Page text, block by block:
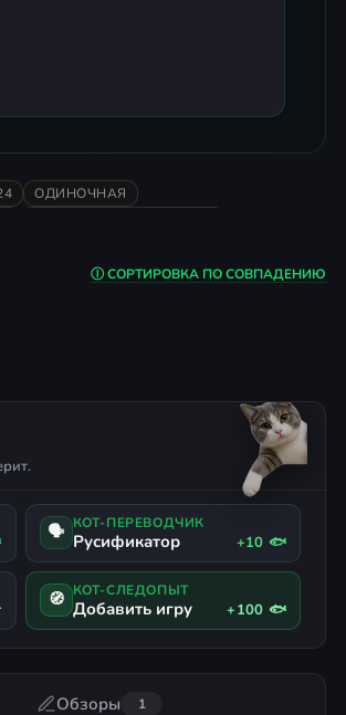
ОДИНОЧНАЯ
Ⓘ СОРТИРОВКА ПО СОВПАДЕНИЮ
🗣 КОТ-ПЕРЕВОДЧИК
Русификатор +10 🐟
🧭 КОТ-СЛЕДОПЫТ
Добавить игру +100 🐟
Обзоры 1